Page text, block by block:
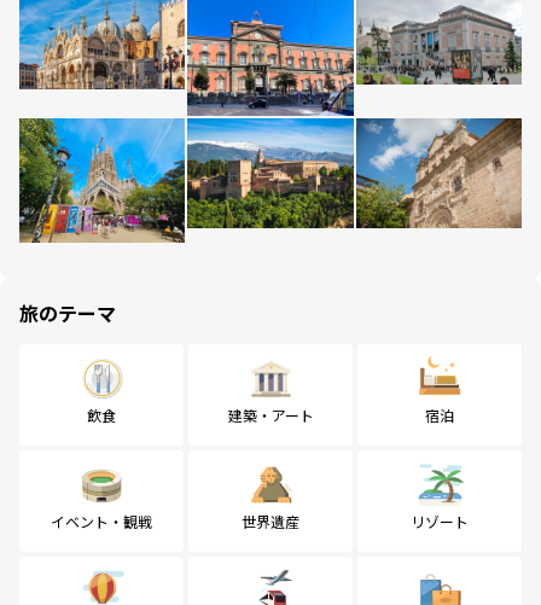
旅のテーマ
飲食 建築・アート 宿泊
イベント・観戦 世界遺産 リゾート